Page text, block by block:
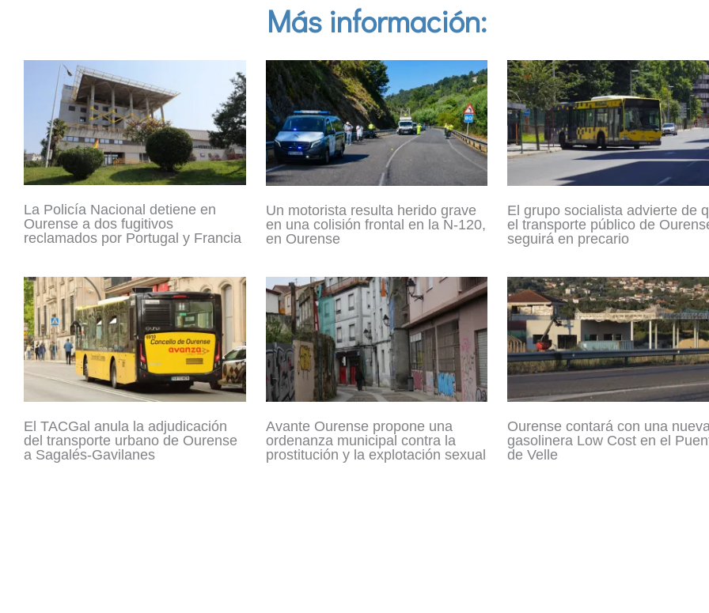
Más información:
La Policía Nacional detiene en
Ourense a dos fugitivos
reclamados por Portugal y Francia
Un motorista resulta herido grave
en una colisión frontal en la N-120,
en Ourense
El grupo socialista advierte de
el transporte público de
seguirá en precario
El TACGal anula la adjudicación
del transporte urbano de Ourense
a Sagalés-Gavilanes
Avante Ourense propone una
ordenanza municipal contra la
prostitución y la explotación sexual
Ourense contará con una
gasolinera Low Cost en el
de Velle